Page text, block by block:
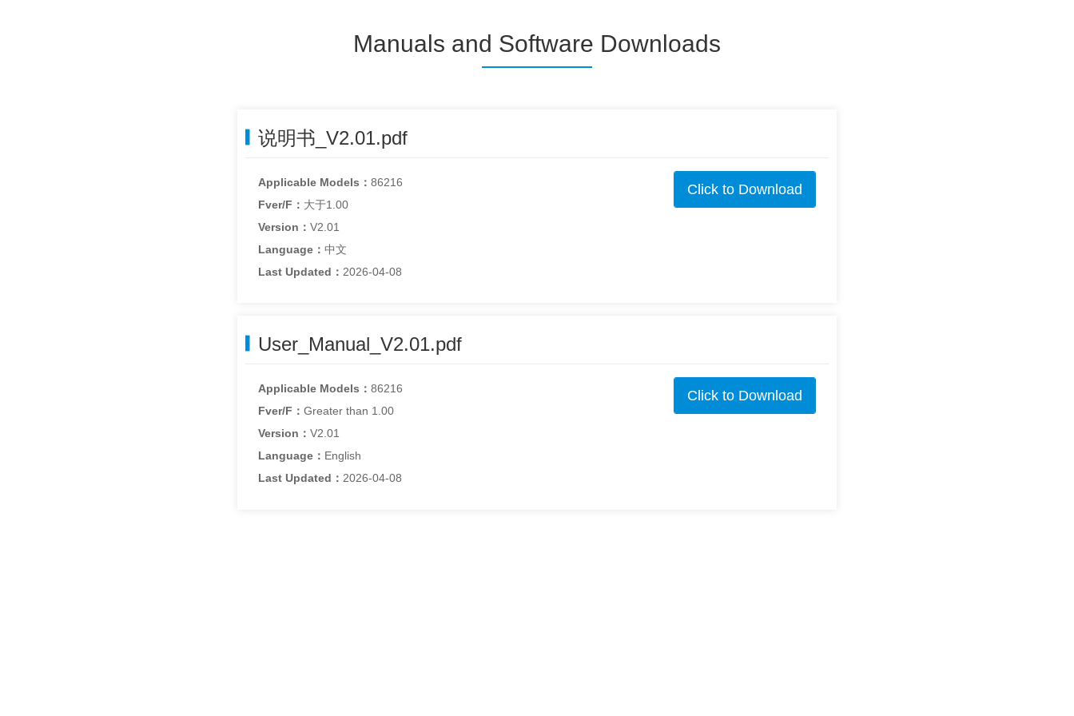
Manuals and Software Downloads
说明书_V2.01.pdf
Applicable Models： 86216
Fver/F： 大于1.00
Version： V2.01
Language： 中文
Last Updated： 2026-04-08
Click to Download
User_Manual_V2.01.pdf
Applicable Models： 86216
Fver/F： Greater than 1.00
Version： V2.01
Language： English
Last Updated： 2026-04-08
Click to Download